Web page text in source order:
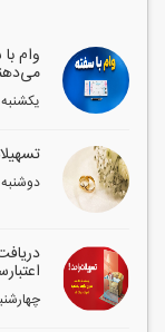
وام
1405/2/27 یکشنبه
1401/2/12 دوشنبه
1399/10/10